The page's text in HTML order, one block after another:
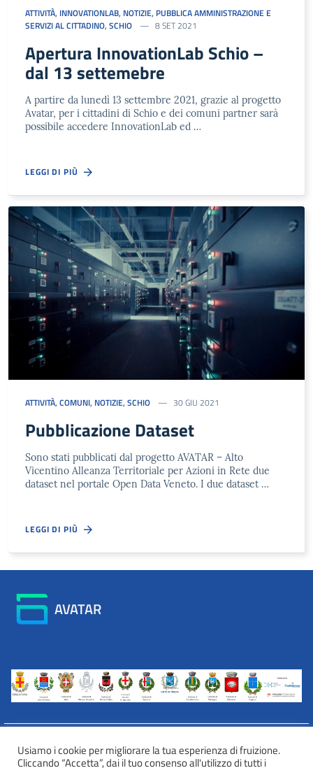
ATTIVITÀ, INNOVATIONLAB, NOTIZIE, PUBBLICA AMMINISTRAZIONE E
SERVIZI AL CITTADINO, SCHIO 8 SET 2021
Apertura InnovationLab Schio –
dal 13 settemebre
A partire da lunedì 13 settembre 2021, grazie al progetto
Avatar, per i cittadini di Schio e dei comuni partner sarà
possibile accedere InnovationLab ed …
LEGGI DI PIÙ
ATTIVITÀ, COMUNI, NOTIZIE, SCHIO 30 GIU 2021
Pubblicazione Dataset
Sono stati pubblicati dal progetto AVATAR – Alto
Vicentino Alleanza Territoriale per Azioni in Rete due
dataset nel portale Open Data Veneto. I due dataset …
LEGGI DI PIÙ
AVATAR
Usiamo i cookie per migliorare la tua esperienza di fruizione.
Cliccando “Accetta”, dai il tuo consenso all'utilizzo di tutti i